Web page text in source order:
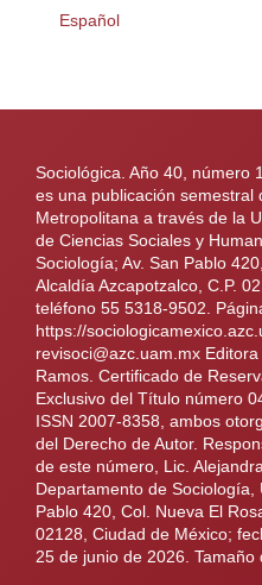
Español
Sociológica. Año 40, número
es una publicación semestral
Metropolitana a través de la
de Ciencias Sociales y
Sociología; Av. San Pablo
Alcaldía Azcapotzalco, C.P.
teléfono 55 5318-9502.
https://
revisoci@azc.uam.mx
Ramos. Certificado de
Exclusivo del Título número
ISSN 2007-8358, ambos
del Derecho de Autor.
de este número, Lic.
Departamento de Sociología,
Pablo 420, Col. Nueva El
02128, Ciudad de México;
25 de junio de 2026. Tamaño